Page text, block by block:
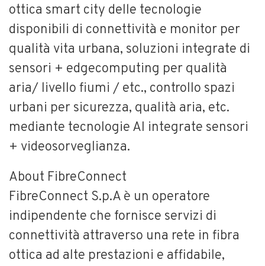
ottica smart city delle tecnologie
disponibili di connettività e monitor per
qualità vita urbana, soluzioni integrate di
sensori + edgecomputing per qualità
aria/ livello fiumi / etc., controllo spazi
urbani per sicurezza, qualità aria, etc.
mediante tecnologie AI integrate sensori
+ videosorveglianza.
About FibreConnect
FibreConnect S.p.A è un operatore
indipendente che fornisce servizi di
connettività attraverso una rete in fibra
ottica ad alte prestazioni e affidabile,